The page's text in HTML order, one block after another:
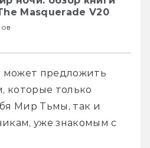
Masquerade V20
может предложить
которые только
Мир Тьмы, так и
уже знакомым с